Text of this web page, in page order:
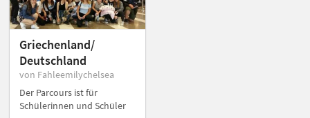
Griechenland/
Deutschland
von Fahleemilychelsea
Der Parcours ist für
Schülerinnen und Schüler